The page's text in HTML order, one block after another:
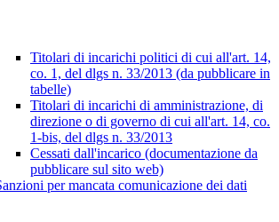
Titolari di incarichi politici di cui all'art. 14,
co. 1, del dlgs n. 33/2013 (da pubblicare in
tabelle)
Titolari di incarichi di amministrazione, di
direzione o di governo di cui all'art. 14, co.
1-bis, del dlgs n. 33/2013
Cessati dall'incarico (documentazione da
pubblicare sul sito web)
per mancata comunicazione dei dati